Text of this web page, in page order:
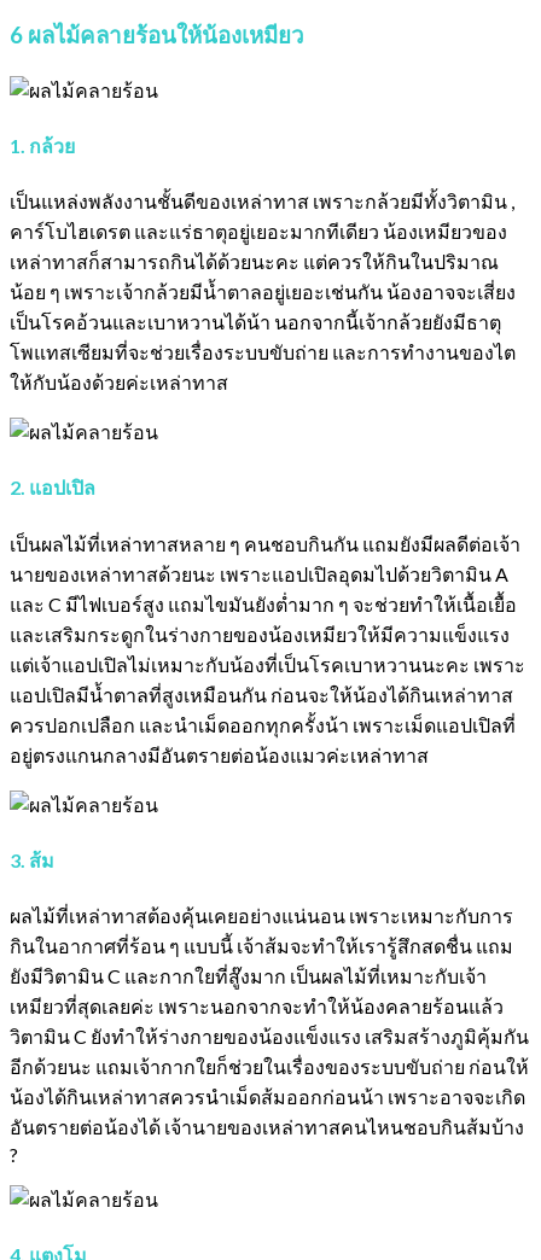
6 ผลไม้คลายร้อนให้น้องเหมียว
1. กล้วย
เป็นแหล่งพลังงานชั้นดีของเหล่าทาส เพราะกล้วยมีทั้งวิตามิน ,
คาร์โบไฮเดรต และแร่ธาตุอยู่เยอะมากทีเดียว น้องเหมียวของ
เหล่าทาสก็สามารถกินได้ด้วยนะคะ แต่ควรให้กินในปริมาณ
น้อย ๆ เพราะเจ้ากล้วยมีน้ำตาลอยู่เยอะเช่นกัน น้องอาจจะเสี่ยง
เป็นโรคอ้วนและเบาหวานได้น้า นอกจากนี้เจ้ากล้วยยังมีธาตุ
โพแทสเซียมที่จะช่วยเรื่องระบบขับถ่าย และการทำงานของไต
ให้กับน้องด้วยค่ะเหล่าทาส
2. แอปเปิล
เป็นผลไม้ที่เหล่าทาสหลาย ๆ คนชอบกินกัน แถมยังมีผลดีต่อเจ้า
นายของเหล่าทาสด้วยนะ เพราะแอปเปิลอุดมไปด้วยวิตามิน A
และ C มีไฟเบอร์สูง แถมไขมันยังต่ำมาก ๆ จะช่วยทำให้เนื้อเยื้อ
และเสริมกระดูกในร่างกายของน้องเหมียวให้มีความแข็งแรง
แต่เจ้าแอปเปิลไม่เหมาะกับน้องที่เป็นโรคเบาหวานนะคะ เพราะ
แอปเปิลมีน้ำตาลที่สูงเหมือนกัน ก่อนจะให้น้องได้กินเหล่าทาส
ควรปอกเปลือก และนำเม็ดออกทุกครั้งน้า เพราะเม็ดแอปเปิลที่
อยู่ตรงแกนกลางมีอันตรายต่อน้องแมวค่ะเหล่าทาส
3. ส้ม
ผลไม้ที่เหล่าทาสต้องคุ้นเคยอย่างแน่นอน เพราะเหมาะกับการ
กินในอากาศที่ร้อน ๆ แบบนี้ เจ้าส้มจะทำให้เรารู้สึกสดชื่น แถม
ยังมีวิตามิน C และกากใยที่สู๊งมาก เป็นผลไม้ที่เหมาะกับเจ้า
เหมียวที่สุดเลยค่ะ เพราะนอกจากจะทำให้น้องคลายร้อนแล้ว
วิตามิน C ยังทำให้ร่างกายของน้องแข็งแรง เสริมสร้างภูมิคุ้มกัน
อีกด้วยนะ แถมเจ้ากากใยก็ช่วยในเรื่องของระบบขับถ่าย ก่อนให้
น้องได้กินเหล่าทาสควรนำเม็ดส้มออกก่อนน้า เพราะอาจจะเกิด
อันตรายต่อน้องได้ เจ้านายของเหล่าทาสคนไหนชอบกินส้มบ้าง
?
4. แตงโม